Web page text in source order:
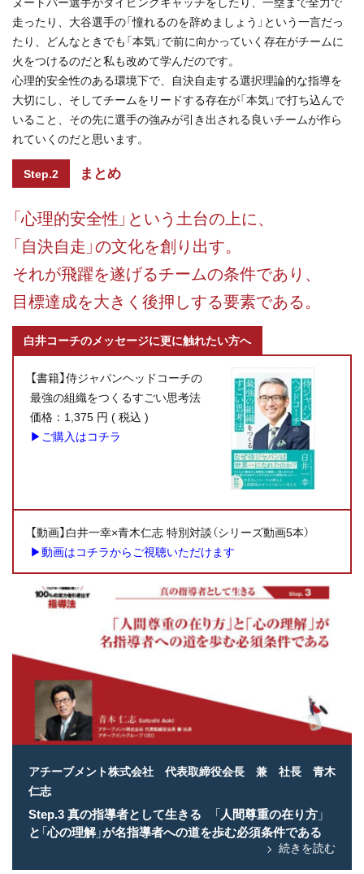
走ったり、大谷選手の「憧れるのを辞めましょう」という一言だっ
たり、どんなときでも「本気」で前に向かっていく存在がチームに
火をつけるのだと私も改めて学んだのです。
心理的安全性のある環境下で、自決自走する選択理論的な指導を
大切にし、そしてチームをリードする存在が「本気」で打ち込んで
いること、その先に選手の強みが引き出される良いチームが作ら
れていくのだと思います。
Step.2 まとめ
「心理的安全性」という土台の上に、
「自決自走」の文化を創り出す。
それが飛躍を遂げるチームの条件であり、
目標達成を大きく後押しする要素である。
白井コーチのメッセージに更に触れたい方へ
【書籍】侍ジャパンヘッドコーチの
最強の組織をつくるすごい思考法
価格：1,375 円 ( 税込 )
▶ご購入はコチラ
【動画】白井一幸×青木仁志 特別対談（シリーズ動画5本）
▶動画はコチラからご視聴いただけます
アチーブメント株式会社 代表取締役会長 兼 社長 青木
仁志
Step.3 真の指導者として生きる 「人間尊重の在り方」
と「心の理解」が名指導者への道を歩む必須条件である
続きを読む